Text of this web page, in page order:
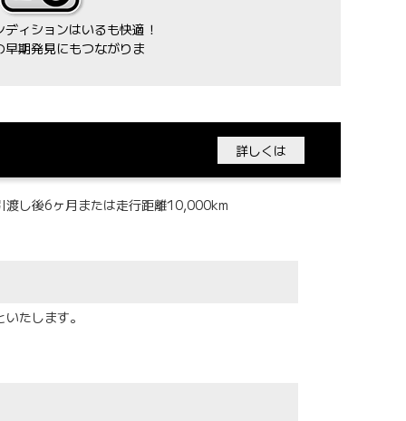
ィションはいるも快適！
早期発見にもつながりま
詳しくは
渡し後6ヶ月または走行距離10,000km
たします。